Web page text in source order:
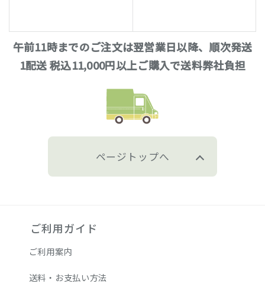
午前11時までのご注文は翌営業日以降、順次発送
1配送 税込11,000円以上ご購入で送料弊社負担
ページトップへ
ご利用ガイド
ご利用案内
送料・お支払い方法